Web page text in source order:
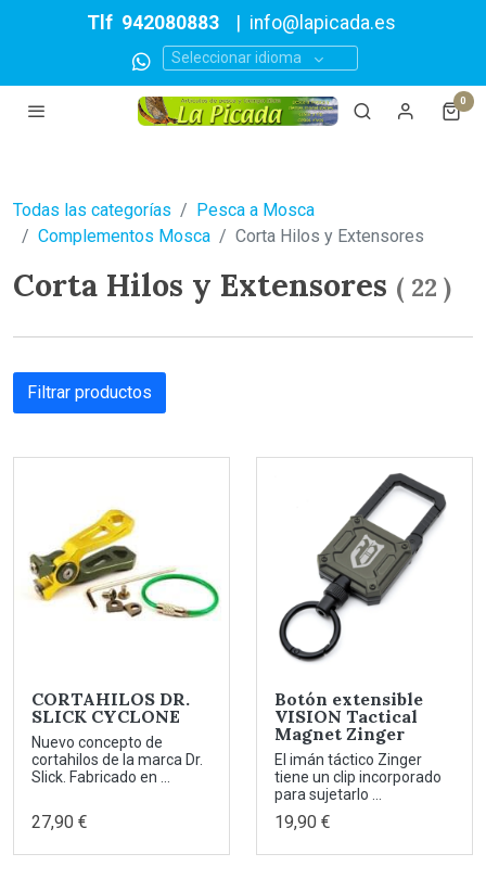
Tlf 942080883 info@lapicada.es
Seleccionar idioma
0
Todas las categorías
Pesca a Mosca
Complementos Mosca
Corta Hilos y Extensores
Corta Hilos y Extensores ( 22 )
Filtrar productos
CORTAHILOS DR.
SLICK CYCLONE
Nuevo concepto de
cortahilos de la marca Dr.
Slick. Fabricado en ...
27,90 €
Botón extensible
VISION Tactical
Magnet Zinger
El imán táctico Zinger
tiene un clip incorporado
para sujetarlo ...
19,90 €